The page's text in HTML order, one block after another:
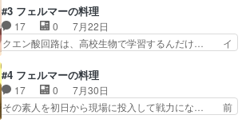
主人公が見出されたのは料… とにかくとにかくナ
ポリタンが食べたくなる… 9-nine-Ruler'sちなゲ
ームは…
ルマー関係無いし、数学っていうより科… おいし
いとうまい、うまみは化学．数学(的… 食器の温
度に言及された時は「へぇ〜」なっ… なんだろ、
これが原作通りでこのまま進むの… ケチャップに
普通に違法では……。まぁ、… 「気づいたらワイ
ンビネガーとマヨネーズで… ゲラゲラ笑いながら
観るアニメという認識に…
#3 フェルマーの料理
17 0
7月22日
クエン酸回路は、高校生物で学習するんだけ… イ
曲のタイトルが「メイラード」で吹く随… 旨み成
分めっちゃ出てきて、組み合わせ方と… あっさり
料理人目指すのね。ここまでが導入… 海さん、岳
くんに全てを教えずに試そうとし… 数学で料理す
#4 フェルマーの料理
17 0
7月30日
その素人を初日から現場に投入して戦力にな… 前